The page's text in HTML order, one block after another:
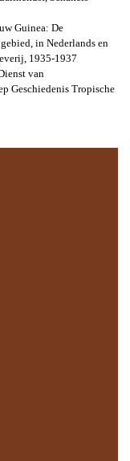
Guinea: De
in Nederlands en
1935-1937
van
Geschiedenis Tropische